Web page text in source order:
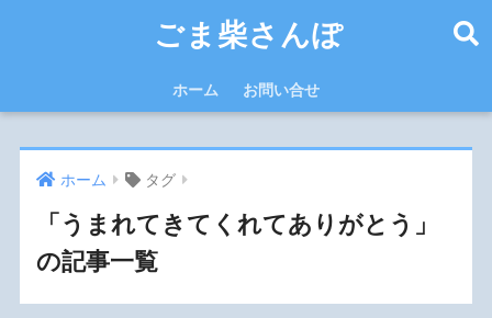
ごま柴さんぽ
ホーム お問い合せ
ホーム タグ
「うまれてきてくれてありがとう」
の記事一覧